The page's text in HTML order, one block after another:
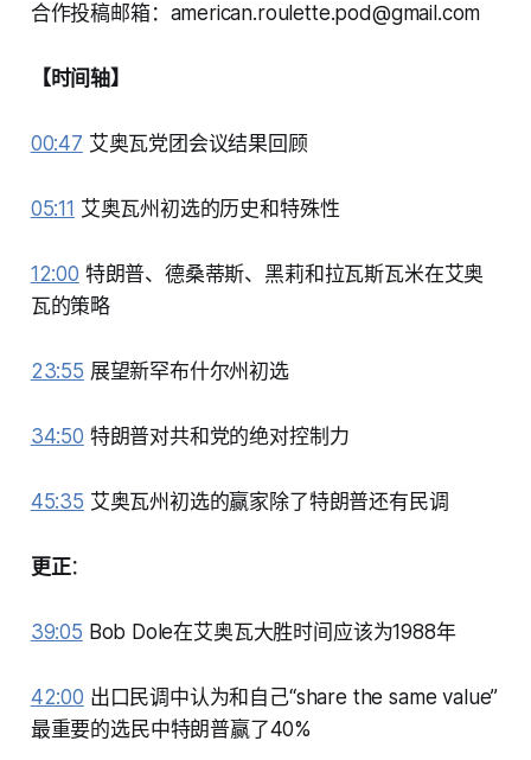
合作投稿邮箱：american.roulette.pod@gmail.com
【时间轴】
00:47 艾奥瓦党团会议结果回顾
05:11 艾奥瓦州初选的历史和特殊性
12:00 特朗普、德桑蒂斯、黑莉和拉瓦斯瓦米在艾奥
瓦的策略
23:55 展望新罕布什尔州初选
34:50 特朗普对共和党的绝对控制力
45:35 艾奥瓦州初选的赢家除了特朗普还有民调
更正：
39:05 Bob Dole在艾奥瓦大胜时间应该为1988年
42:00 出口民调中认为和自己“share the same value”
最重要的选民中特朗普赢了40%